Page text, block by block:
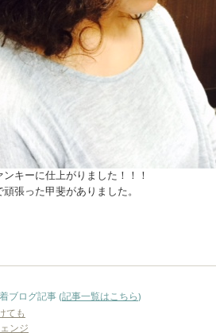
キーに仕上がりました！！！
張った甲斐がありました。
ブログ記事 (記事一覧はこちら)
ても
ンジ